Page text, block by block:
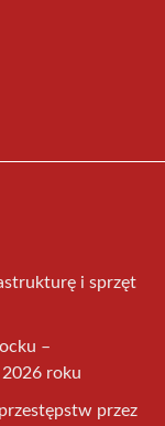
i sprzęt
–
roku
przez